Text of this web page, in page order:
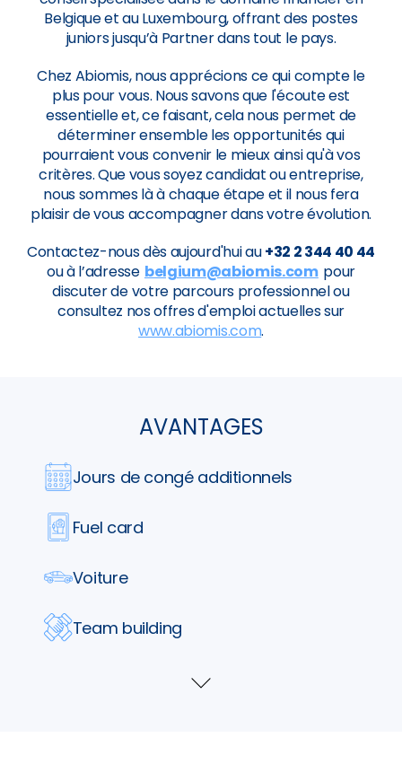
Belgique et au Luxembourg, offrant des postes
juniors jusqu’à Partner dans tout le pays.
Chez Abiomis, nous apprécions ce qui compte le
plus pour vous. Nous savons que l'écoute est
essentielle et, ce faisant, cela nous permet de
déterminer ensemble les opportunités qui
pourraient vous convenir le mieux ainsi qu'à vos
critères. Que vous soyez candidat ou entreprise,
nous sommes là à chaque étape et il nous fera
plaisir de vous accompagner dans votre évolution.
Contactez-nous dès aujourd'hui au+32 2 344 40 44
ou à l’adresse belgium@abiomis.com pour
discuter de votre parcours professionnel ou
consultez nos offres d'emploi actuelles sur
www.abiomis.com.
AVANTAGES
Jours de congé additionnels
Fuel card
Voiture
Team building
Voir